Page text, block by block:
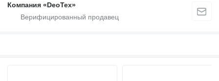
Компания «DeoTex»